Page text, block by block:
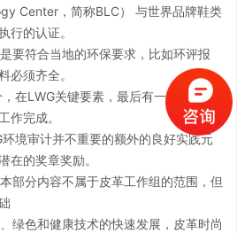
Center，简称BLC） 与世界品牌鞋类
行的认证。
要符合当地的环保要求，比如环评报
必须齐全。
在LWG关键要素，最后有一个关键的
作完成。
境审计并不重要的额外的良好实践元
在的奖章奖励。
部分内容不属于皮革工作组的范围，但
绿色和健康技术的快速发展，皮革时尚
0
2
3